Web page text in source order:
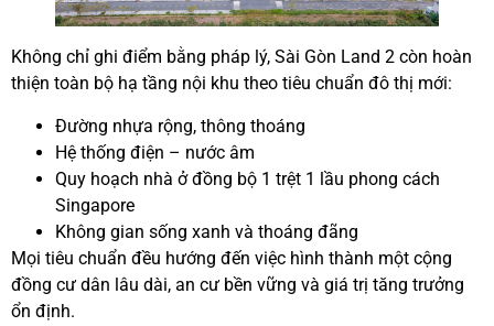
Không chỉ ghi điểm bằng pháp lý, Sài Gòn Land 2 còn hoàn
thiện toàn bộ hạ tầng nội khu theo tiêu chuẩn đô thị mới:
Đường nhựa rộng, thông thoáng
Hệ thống điện – nước âm
Quy hoạch nhà ở đồng bộ 1 trệt 1 lầu phong cách
Singapore
Không gian sống xanh và thoáng đãng
Mọi tiêu chuẩn đều hướng đến việc hình thành một cộng
đồng cư dân lâu dài, an cư bền vững và giá trị tăng trưởng
ổn định.